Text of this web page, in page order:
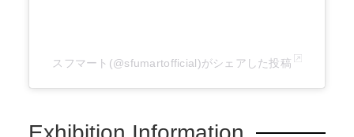
スフマート(@sfumartofficial)がシェアした投稿